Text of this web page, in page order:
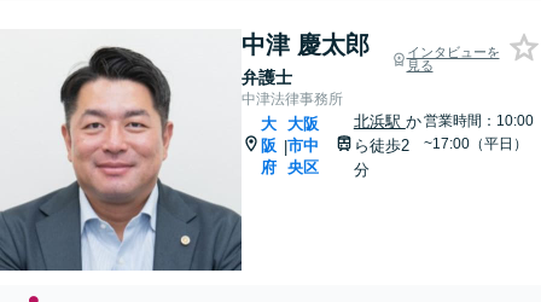
中津 慶太郎
弁護士
インタビューを
見る
中津法律事務所
大
阪
府
|
大阪
市中
央区
北浜駅 か
ら徒歩2
分
営業時間：10:00
~17:00（平日）